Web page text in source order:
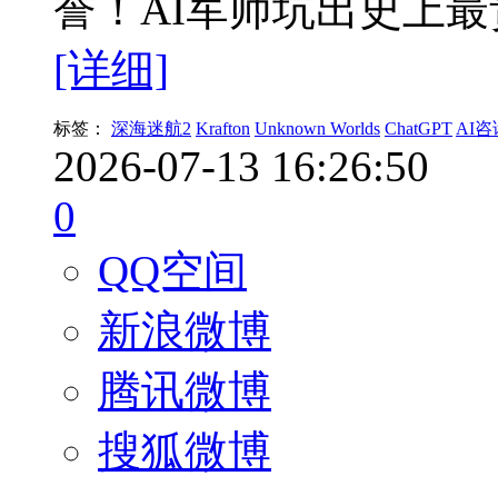
誉！AI军师坑出史上
[详细]
标签： 深海迷航2 Krafton Unknown Worlds ChatGPT AI咨
2026-07-13 16:26:50
0
QQ空间
新浪微博
腾讯微博
搜狐微博